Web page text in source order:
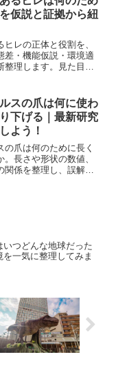
仮説と証拠から紐
レの正体と役割を、
差・機能仮説・環境適
整理します。見た目の
スの爪は何に使わ
下げる｜最新研究
よう！
の爪は何のために長く
長さや形状の数値、
係を整理し、誤解さ
つどんな地球だった
一気に整理してみま